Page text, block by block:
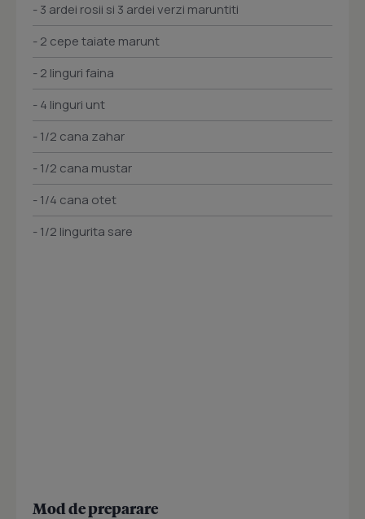
- 3 ardei rosii si 3 ardei verzi maruntiti
- 2 cepe taiate marunt
- 2 linguri faina
- 4 linguri unt
- 1/2 cana zahar
- 1/2 cana mustar
- 1/4 cana otet
- 1/2 lingurita sare
Mod de preparare